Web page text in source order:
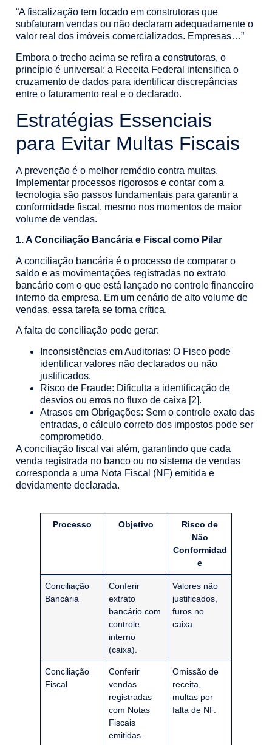
“A fiscalização tem focado em construtoras que
subfaturam vendas ou não declaram adequadamente o
valor real dos imóveis comercializados. Empresas…”
Embora o trecho acima se refira a construtoras, o
princípio é universal: a Receita Federal intensifica o
cruzamento de dados para identificar discrepâncias
entre o faturamento real e o declarado.
Estratégias Essenciais
para Evitar Multas Fiscais
A prevenção é o melhor remédio contra multas.
Implementar processos rigorosos e contar com a
tecnologia são passos fundamentais para garantir a
conformidade fiscal, mesmo nos momentos de maior
volume de vendas.
1. A Conciliação Bancária e Fiscal como Pilar
A conciliação bancária é o processo de comparar o
saldo e as movimentações registradas no extrato
bancário com o que está lançado no controle financeiro
interno da empresa. Em um cenário de alto volume de
vendas, essa tarefa se torna crítica.
A falta de conciliação pode gerar:
Inconsistências em Auditorias: O Fisco pode
identificar valores não declarados ou não
justificados.
Risco de Fraude: Dificulta a identificação de
desvios ou erros no fluxo de caixa [2].
Atrasos em Obrigações: Sem o controle exato das
entradas, o cálculo correto dos impostos pode ser
comprometido.
A conciliação fiscal vai além, garantindo que cada
venda registrada no banco ou no sistema de vendas
corresponda a uma Nota Fiscal (NF) emitida e
devidamente declarada.
Processo Objetivo
Risco de
Não
Conformidad
e
Conciliação
Bancária
Conferir
extrato
bancário com
controle
interno
(caixa).
Valores não
justificados,
furos no
caixa.
Conciliação
Fiscal
Conferir
vendas
registradas
com Notas
Fiscais
emitidas.
Omissão de
receita,
multas por
falta de NF.